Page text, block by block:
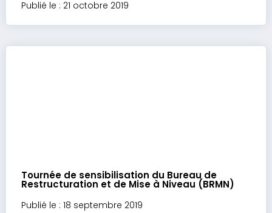
Publié le : 21 octobre 2019
Tournée de sensibilisation du Bureau de
Restructuration et de Mise à Niveau (BRMN)
Publié le : 18 septembre 2019